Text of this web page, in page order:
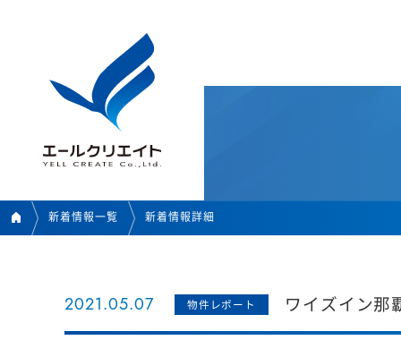
新着情報一覧 新着情報詳細
2021.05.07 物件レポート ワイズイン